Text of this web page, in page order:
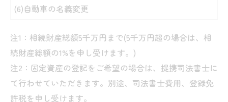
(6)自動車の名義変更
注1：相続財産総額5千万円まで(5千万円超の場合は、相
続財産総額の1%を申し受けます。)
注2：固定資産の登記をご希望の場合は、提携司法書士に
て行わせていただきます。別途、司法書士費用、登録免
許税を申し受けます。